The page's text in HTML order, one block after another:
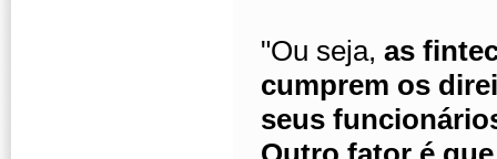
"Ou seja, as
cumprem os
seus